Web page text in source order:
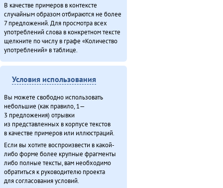
В качестве примеров в контексте
случайным образом отбираются не более
7 предложений. Для просмотра всех
употреблений слова в конкретном тексте
щелкните по числу в графе «Количество
употреблений» в таблице.
Условия использования
Вы можете свободно использовать
небольшие (как правило, 1—
3 предложения) отрывки
из представленных в корпусе текстов
в качестве примеров или иллюстраций.
Если вы хотите воспроизвести в какой-
либо форме более крупные фрагменты
либо полные тексты, вам необходимо
обратиться к руководителю проекта
для согласования условий.